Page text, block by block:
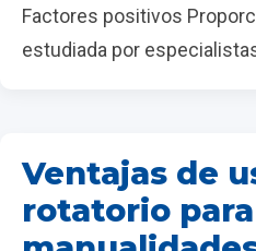
Factores positivos
estudiada por
Ventajas de
rotatorio para